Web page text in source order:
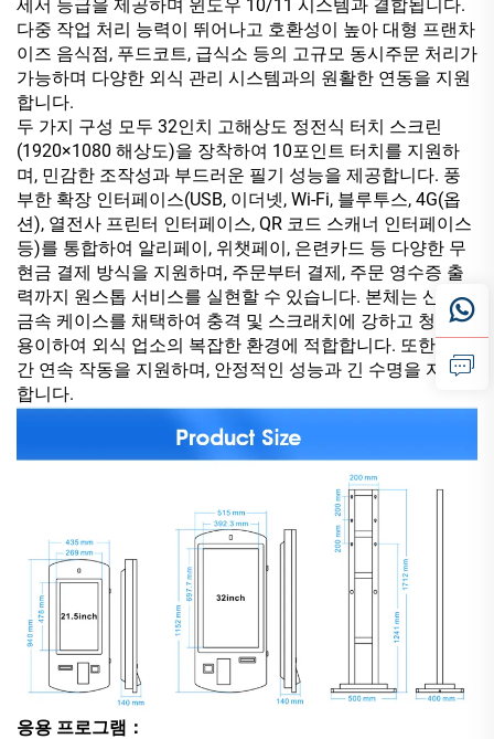
세서 등급을 제공하며 윈도우 10/11 시스템과 결합됩니다.
다중 작업 처리 능력이 뛰어나고 호환성이 높아 대형 프랜차
이즈 음식점, 푸드코트, 급식소 등의 고규모 동시주문 처리가
가능하며 다양한 외식 관리 시스템과의 원활한 연동을 지원
합니다.
두 가지 구성 모두 32인치 고해상도 정전식 터치 스크린
(1920×1080 해상도)을 장착하여 10포인트 터치를 지원하
며, 민감한 조작성과 부드러운 필기 성능을 제공합니다. 풍
부한 확장 인터페이스(USB, 이더넷, Wi-Fi, 블루투스, 4G(옵
션), 열전사 프린터 인터페이스, QR 코드 스캐너 인터페이스
등)를 통합하여 알리페이, 위챗페이, 은련카드 등 다양한 무
현금 결제 방식을 지원하며, 주문부터 결제, 주문 영수증 출
력까지 원스톱 서비스를 실현할 수 있습니다. 본체는 산업용
금속 케이스를 채택하여 충격 및 스크래치에 강하고 청소가
용이하여 외식 업소의 복잡한 환경에 적합합니다. 또한 24시
간 연속 작동을 지원하며, 안정적인 성능과 긴 수명을 자랑
합니다.
응용 프로그램：